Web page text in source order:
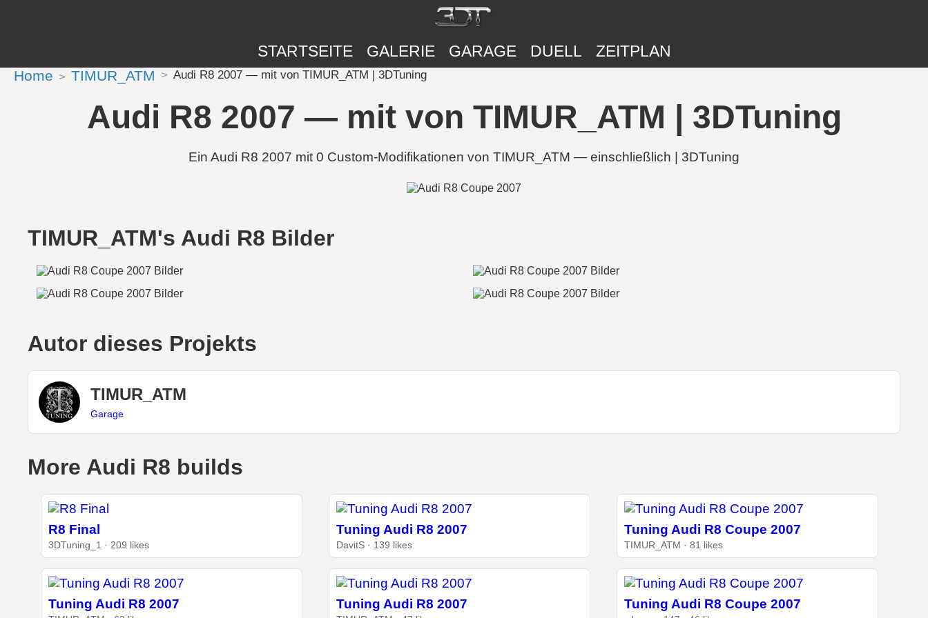
STARTSEITE GALERIE GARAGE DUELL ZEITPLAN
Home TIMUR_ATM Audi R8 2007 — mit von TIMUR_ATM | 3DTuning
Audi R8 2007 — mit von TIMUR_ATM | 3DTuning
Ein Audi R8 2007 mit 0 Custom-Modifikationen von TIMUR_ATM — einschließlich | 3DTuning
TIMUR_ATM's Audi R8 Bilder
Autor dieses Projekts
TIMUR_ATM
Garage
More Audi R8 builds
R8 Final
3DTuning_1 · 209 likes
Tuning Audi R8 2007
DavitS · 139 likes
Tuning Audi R8 Coupe 2007
TIMUR_ATM · 81 likes
Tuning Audi R8 2007 Tuning Audi R8 2007 Tuning Audi R8 Coupe 2007